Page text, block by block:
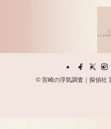
©宮崎の浮気調査｜探偵社